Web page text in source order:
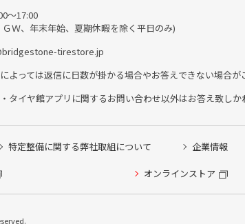
～17:00
Ｗ、年末年始、夏期休暇を除く平日のみ)
tirestore.jp
よっては返信に日数が掛かる場合やお答えできない場合が
タイヤ館アプリに関するお問い合わせ以外はお答え致しか
特定整備に関する弊社取組について 企業情報
オンラインストア